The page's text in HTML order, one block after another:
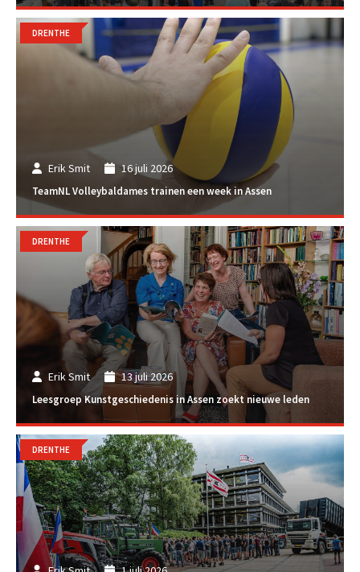
Erik Smit 16 juli 2026
TeamNL Volleybaldames trainen een week in Assen
DRENTHE
Erik Smit 13 juli 2026
Leesgroep Kunstgeschiedenis in Assen zoekt nieuwe leden
DRENTHE
DRENTHE